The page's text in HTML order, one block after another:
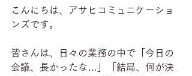
こんにちは、アサヒコミュニケーショ
ンズです。
皆さんは、日々の業務の中で「今日の
会議、長かったな…」「結局、何が決